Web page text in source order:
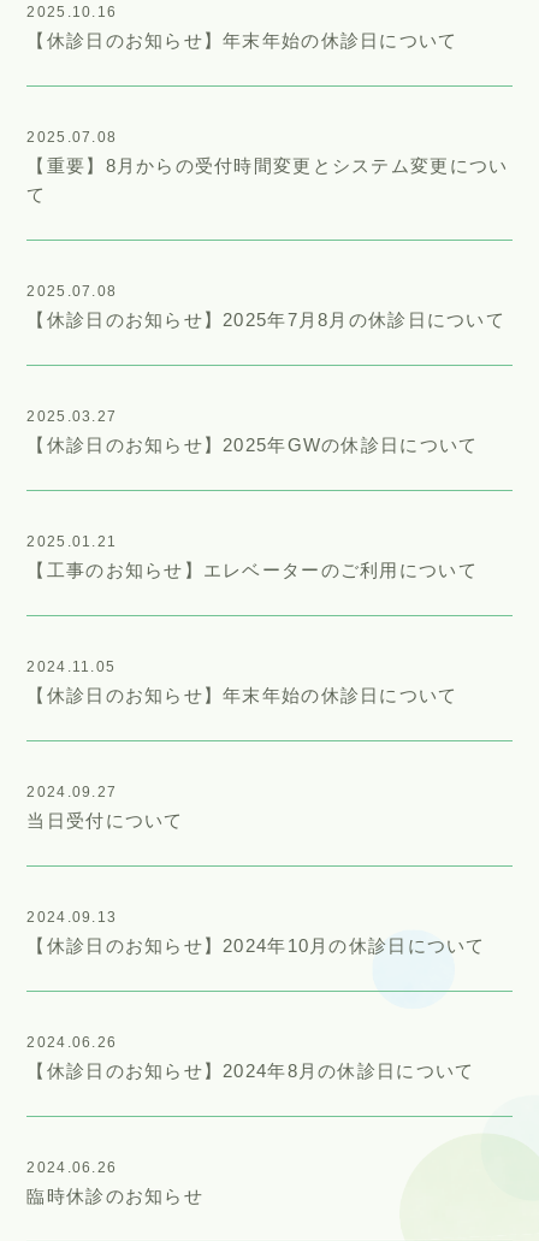
2025.10.16
【休診日のお知らせ】年末年始の休診日について
2025.07.08
【重要】8月からの受付時間変更とシステム変更につい
て
2025.07.08
【休診日のお知らせ】2025年7月8月の休診日について
2025.03.27
【休診日のお知らせ】2025年GWの休診日について
2025.01.21
【工事のお知らせ】エレベーターのご利用について
2024.11.05
【休診日のお知らせ】年末年始の休診日について
2024.09.27
当日受付について
2024.09.13
【休診日のお知らせ】2024年10月の休診日について
2024.06.26
【休診日のお知らせ】2024年8月の休診日について
2024.06.26
臨時休診のお知らせ